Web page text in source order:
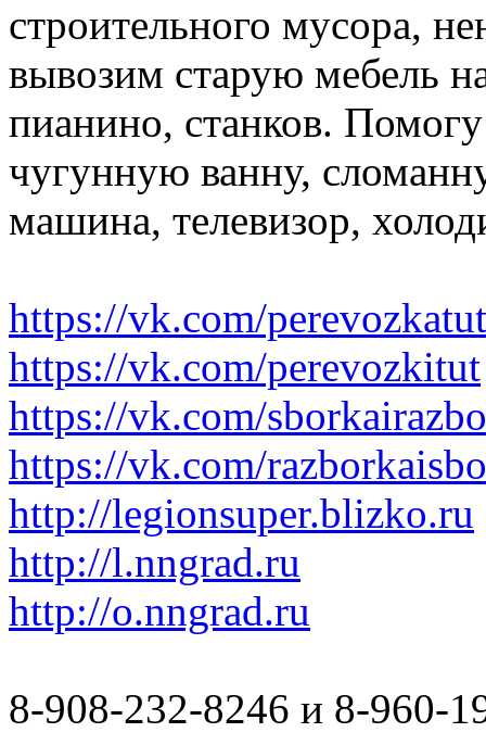
строительного мусора,
вывозим старую мебель
пианино, станков.
чугунную ванну,
машина, телевизор,
https://vk.com/perevozkatut
https://vk.com/perevozkitut
https://vk.com/
https://vk.com/
http://legionsuper.blizko.ru
http://l.nngrad.ru
http://o.nngrad.ru
8-908-232-8246 и 8-960-